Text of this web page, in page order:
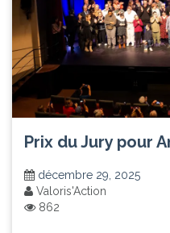
Prix du Jury pour
décembre 29, 2025
Valoris'Action
862